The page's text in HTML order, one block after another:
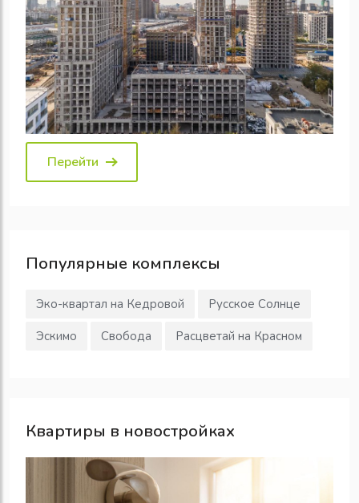
Перейти
Популярные комплексы
Эко-квартал на Кедровой
Русское Солнце
Эскимо
Свобода Расцветай на Красном
Квартиры в новостройках